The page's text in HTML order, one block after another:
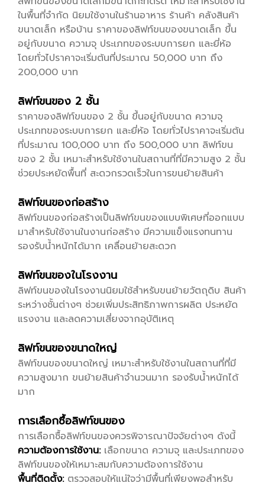
ในพื้นที่จำกัด นิยมใช้งานในร้านอาหาร ร้านค้า คลังสินค้า
ขนาดเล็ก หรือบ้าน ราคาของลิฟท์ขนของขนาดเล็ก ขึ้น
อยู่กับขนาด ความจุ ประเภทของระบบการยก และยี่ห้อ
โดยทั่วไปราคาจะเริ่มต้นที่ประมาณ 50,000 บาท ถึง
200,000 บาท
ลิฟท์ขนของ 2 ชั้น
ราคาของลิฟท์ขนของ 2 ชั้น ขึ้นอยู่กับขนาด ความจุ
ประเภทของระบบการยก และยี่ห้อ โดยทั่วไปราคาจะเริ่มต้น
ที่ประมาณ 100,000 บาท ถึง 500,000 บาท ลิฟท์ขน
ของ 2 ชั้น เหมาะสำหรับใช้งานในสถานที่ที่มีความสูง 2 ชั้น
ช่วยประหยัดพื้นที่ สะดวกรวดเร็วในการขนย้ายสินค้า
ลิฟท์ขนของก่อสร้าง
ลิฟท์ขนของก่อสร้างเป็นลิฟท์ขนของแบบพิเศษที่ออกแบบ
มาสำหรับใช้งานในงานก่อสร้าง มีความแข็งแรงทนทาน
รองรับน้ำหนักได้มาก เคลื่อนย้ายสะดวก
ลิฟท์ขนของในโรงงาน
ลิฟท์ขนของในโรงงานนิยมใช้สำหรับขนย้ายวัตถุดิบ สินค้า
ระหว่างชั้นต่างๆ ช่วยเพิ่มประสิทธิภาพการผลิต ประหยัด
แรงงาน และลดความเสี่ยงจากอุบัติเหตุ
ลิฟท์ขนของขนาดใหญ่
ลิฟท์ขนของขนาดใหญ่ เหมาะสำหรับใช้งานในสถานที่ที่มี
ความสูงมาก ขนย้ายสินค้าจำนวนมาก รองรับน้ำหนักได้
มาก
การเลือกซื้อลิฟท์ขนของ
การเลือกซื้อลิฟท์ขนของควรพิจารณาปัจจัยต่างๆ ดังนี้
ความต้องการใช้งาน: เลือกขนาด ความจุ และประเภทของ
ลิฟท์ขนของให้เหมาะสมกับความต้องการใช้งาน
พื้นที่ติดตั้ง:ตรวจสอบให้แน่ใจว่ามีพื้นที่เพียงพอสำหรับ